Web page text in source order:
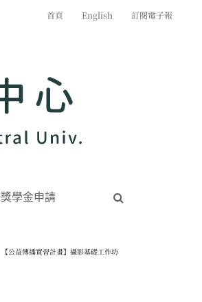
首頁 English 訂閱電子報
獎學金申請
【公益傳播實習計畫】攝影基礎工作坊